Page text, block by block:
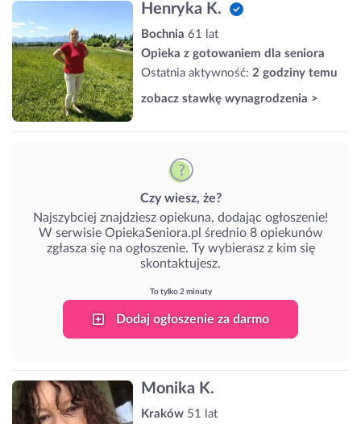
Henryka K.
Bochnia 61 lat
Opieka z gotowaniem dla seniora
Ostatnia aktywność: 2 godziny temu
zobacz stawkę wynagrodzenia >
Czy wiesz, że?
Najszybciej znajdziesz opiekuna, dodając ogłoszenie!
W serwisie OpiekaSeniora.pl średnio 8 opiekunów
zgłasza się na ogłoszenie. Ty wybierasz z kim się
skontaktujesz.
To tylko 2 minuty
Dodaj ogłoszenie za darmo
Monika K.
Kraków 51 lat